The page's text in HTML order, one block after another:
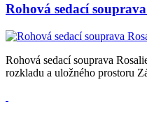
Rohová sedací
Rohová sedací souprava
rozkladu a uložného prostoru